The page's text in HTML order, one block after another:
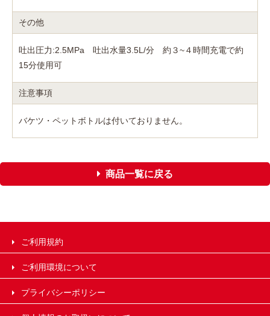
その他
吐出圧力:2.5MPa 吐出水量3.5L/分 約３~４時間充電で約
15分使用可
注意事項
バケツ・ペットボトルは付いておりません。
商品一覧に戻る
ご利用規約
ご利用環境について
プライバシーポリシー